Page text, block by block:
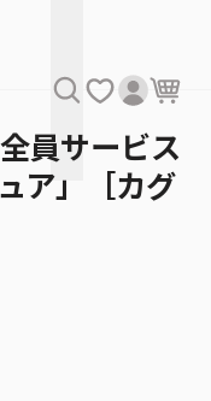
員サービス
ア」［カグ